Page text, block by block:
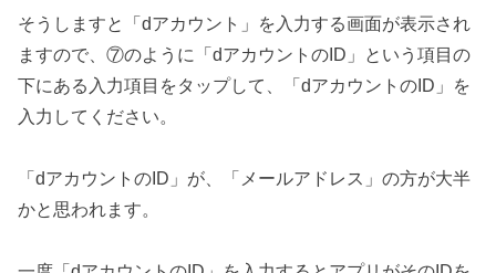
そうしますと「dアカウント」を入力する画面が表示され
ますので、⑦のように「dアカウントのID」という項目の
下にある入力項目をタップして、「dアカウントのID」を
入力してください。
「dアカウントのID」が、「メールアドレス」の方が大半
かと思われます。